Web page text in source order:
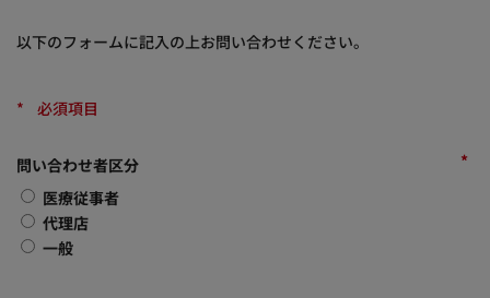
以下のフォームに記入の上お問い合わせください。
* 必須項目
*
問い合わせ者区分
医療従事者
代理店
一般